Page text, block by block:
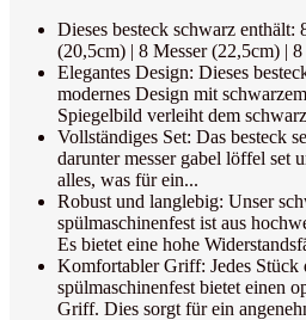
Dieses besteck schwarz
(20,5cm) | 8 Messer (22,5cm) |
Elegantes Design: Dieses
modernes Design mit
Spiegelbild verleiht dem
Vollständiges Set: Das besteck
darunter messer gabel löffel set
alles, was für ein...
Robust und langlebig: Unser
spülmaschinenfest ist aus
Es bietet eine hohe
Komfortabler Griff: Jedes Stück
spülmaschinenfest bietet einen
Griff. Dies sorgt für ein